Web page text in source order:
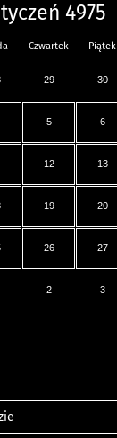
4975
Czwartek Piątek
29 30
5 6
12 13
19 20
26 27
2 3